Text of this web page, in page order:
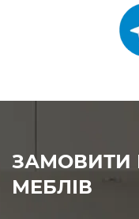
ЗАМОВИТИ
МЕБЛІВ